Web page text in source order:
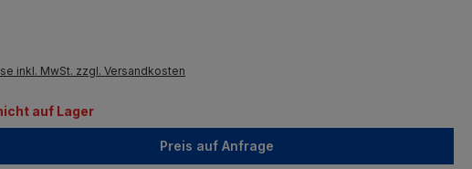
inkl. MwSt. zzgl. Versandkosten
auf Lager
Preis auf Anfrage